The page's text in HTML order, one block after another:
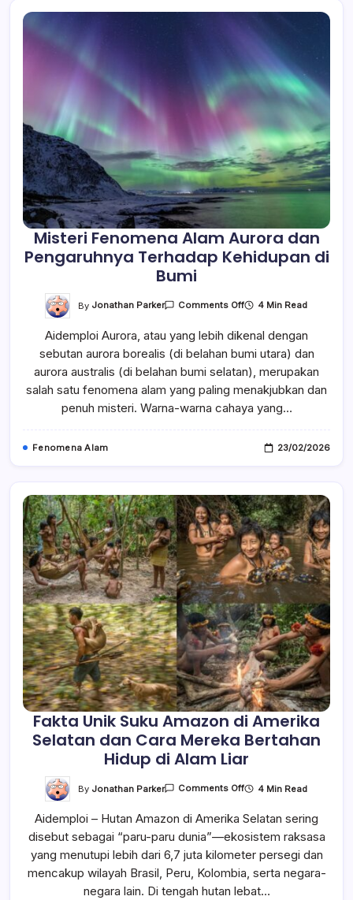
Misteri Fenomena Alam Aurora dan
Pengaruhnya Terhadap Kehidupan di
Bumi
By Jonathan Parker Comments OffOn
Alam
Dan
Pengaruhnya
Terhadap
Kehidupan
Di
Bumi
4 Min Read
Aidemploi Aurora, atau yang lebih dikenal dengan
sebutan aurora borealis (di belahan bumi utara) dan
aurora australis (di belahan bumi selatan), merupakan
salah satu fenomena alam yang paling menakjubkan dan
penuh misteri. Warna-warna cahaya yang…
Fenomena Alam 23/02/2026
Fakta Unik Suku Amazon di Amerika
Selatan dan Cara Mereka Bertahan
Hidup di Alam Liar
By Jonathan Parker Comments OffOn
Suku
Di
Selatan
Dan
Cara
Mereka
4 Min Read
Aidemploi – Hutan Amazon di Amerika Selatan sering
disebut sebagai “paru-paru dunia”—ekosistem raksasa
yang menutupi lebih dari 6,7 juta kilometer persegi dan
mencakup wilayah Brasil, Peru, Kolombia, serta negara-
negara lain. Di tengah hutan lebat…